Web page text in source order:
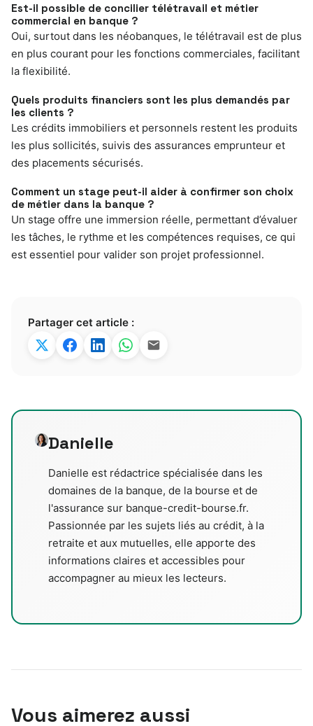
Est-il possible de concilier télétravail et métier
commercial en banque ?
Oui, surtout dans les néobanques, le télétravail est de plus
en plus courant pour les fonctions commerciales, facilitant
la flexibilité.
Quels produits financiers sont les plus demandés par
les clients ?
Les crédits immobiliers et personnels restent les produits
les plus sollicités, suivis des assurances emprunteur et
des placements sécurisés.
Comment un stage peut-il aider à confirmer son choix
de métier dans la banque ?
Un stage offre une immersion réelle, permettant d’évaluer
les tâches, le rythme et les compétences requises, ce qui
est essentiel pour valider son projet professionnel.
Partager cet article :
Danielle
Danielle est rédactrice spécialisée dans les
domaines de la banque, de la bourse et de
l'assurance sur banque-credit-bourse.fr.
Passionnée par les sujets liés au crédit, à la
retraite et aux mutuelles, elle apporte des
informations claires et accessibles pour
accompagner au mieux les lecteurs.
Vous aimerez aussi